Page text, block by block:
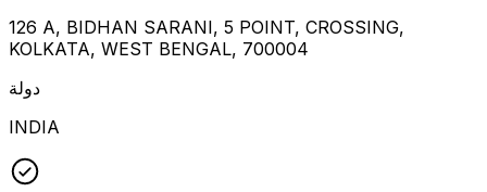
126 A, BIDHAN SARANI, 5 POINT, CROSSING,
KOLKATA, WEST BENGAL, 700004
دولة
INDIA